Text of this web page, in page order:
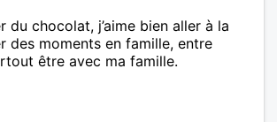
du chocolat, j’aime bien aller à la
des moments en famille, entre
être avec ma famille.